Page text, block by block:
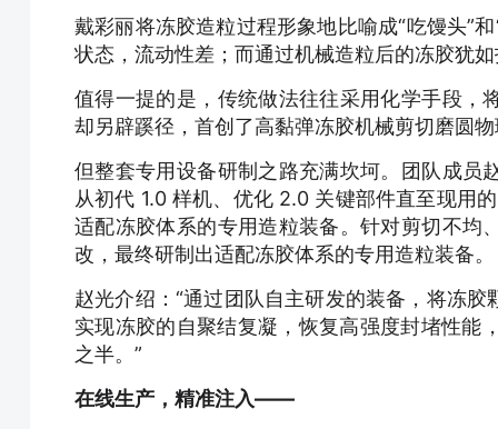
戴彩丽将冻胶造粒过程形象地比喻成“吃馒头”
状态，流动性差；而通过机械造粒后的冻胶犹
值得一提的是，传统做法往往采用化学手段，
却另辟蹊径，首创了高黏弹冻胶机械剪切磨圆
但整套专用设备研制之路充满坎坷。团队成员
从初代 1.0 样机、优化 2.0 关键部件直至现用
适配冻胶体系的专用造粒装备。针对剪切不均
改，最终研制出适配冻胶体系的专用造粒装备。
赵光介绍：“通过团队自主研发的装备，将冻
实现冻胶的自聚结复凝，恢复高强度封堵性能
之半。”
在线生产，精准注入——